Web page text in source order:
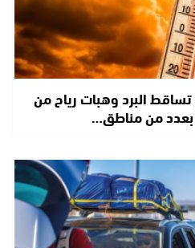
البرد وهبات رياح من
بعدد من مناطق…